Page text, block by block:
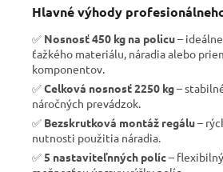
Hlavné výhody
✅ Nosnosť 450 kg na policu–
ťažkého materiálu, náradia alebo
komponentov.
✅Celková nosnosť 2250 kg–
náročných prevádzok.
✅ Bezskrutková montáž regálu–
nutnosti použitia náradia.
✅ 5 nastaviteľnných políc–